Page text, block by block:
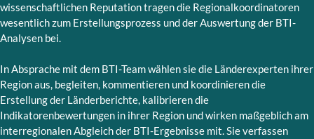
wissenschaftlichen Reputation tragen die Regionalkoordinatoren
wesentlich zum Erstellungsprozess und der Auswertung der BTI-
Analysen bei.
In Absprache mit dem BTI-Team wählen sie die Länderexperten ihrer
Region aus, begleiten, kommentieren und koordinieren die
Erstellung der Länderberichte, kalibrieren die
Indikatorenbewertungen in ihrer Region und wirken maßgeblich am
interregionalen Abgleich der BTI-Ergebnisse mit. Sie verfassen